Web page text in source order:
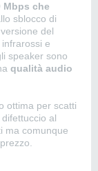
Mbps che
sblocco di
del
e
speaker sono
qualità audio
ottima per scatti
al
ma comunque